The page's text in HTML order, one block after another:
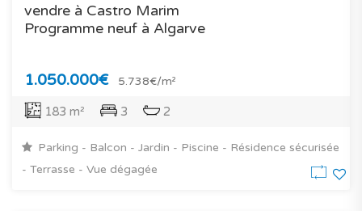
vendre à Castro Marim
Programme neuf à Algarve
1.050.000€ 5.738€/m²
183 m² 3 2
Parking - Balcon - Jardin - Piscine - Résidence sécurisée
- Terrasse - Vue dégagée